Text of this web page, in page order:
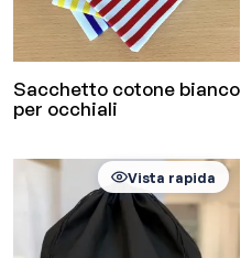
Sacchetto cotone bianco
per occhiali
Vista rapida